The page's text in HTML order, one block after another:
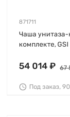
871711
Чаша унитаза-
комплекте, GSI
54 014 ₽ 67
Под заказ,